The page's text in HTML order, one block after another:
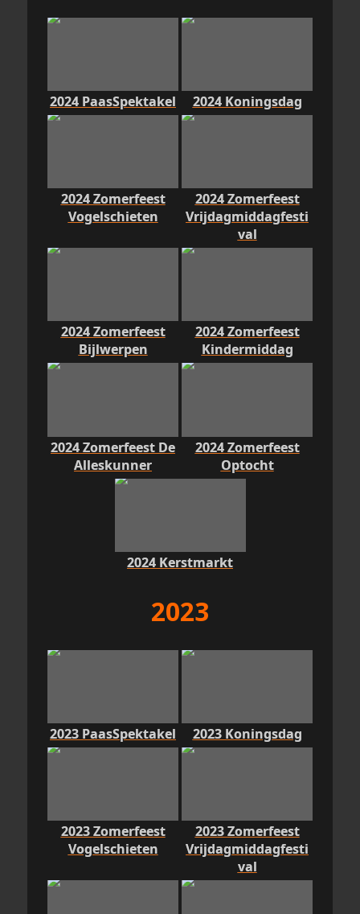
2024 PaasSpektakel 2024 Koningsdag
2024 Zomerfeest
Vogelschieten
2024 Zomerfeest
Vrijdagmiddagfesti
val
2024 Zomerfeest
Bijlwerpen
2024 Zomerfeest
Kindermiddag
2024 Zomerfeest De
Alleskunner
2024 Zomerfeest
Optocht
2024 Kerstmarkt
2023
2023 PaasSpektakel 2023 Koningsdag
2023 Zomerfeest
Vogelschieten
2023 Zomerfeest
Vrijdagmiddagfesti
val